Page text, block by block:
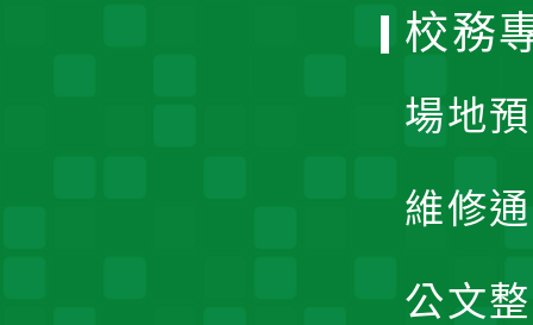
校務
場地
維修
公文